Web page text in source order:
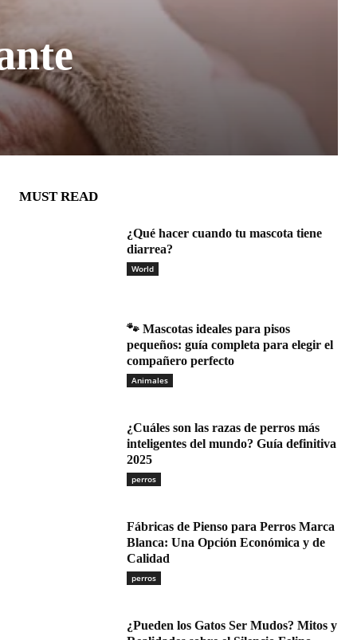
MUST READ
¿Qué hacer cuando tu mascota tiene
diarrea?
World
🐾 Mascotas ideales para pisos
pequeños: guía completa para elegir el
compañero perfecto
Animales
¿Cuáles son las razas de perros más
inteligentes del mundo? Guía definitiva
2025
perros
Fábricas de Pienso para Perros Marca
Blanca: Una Opción Económica y de
Calidad
perros
¿Pueden los Gatos Ser Mudos? Mitos y